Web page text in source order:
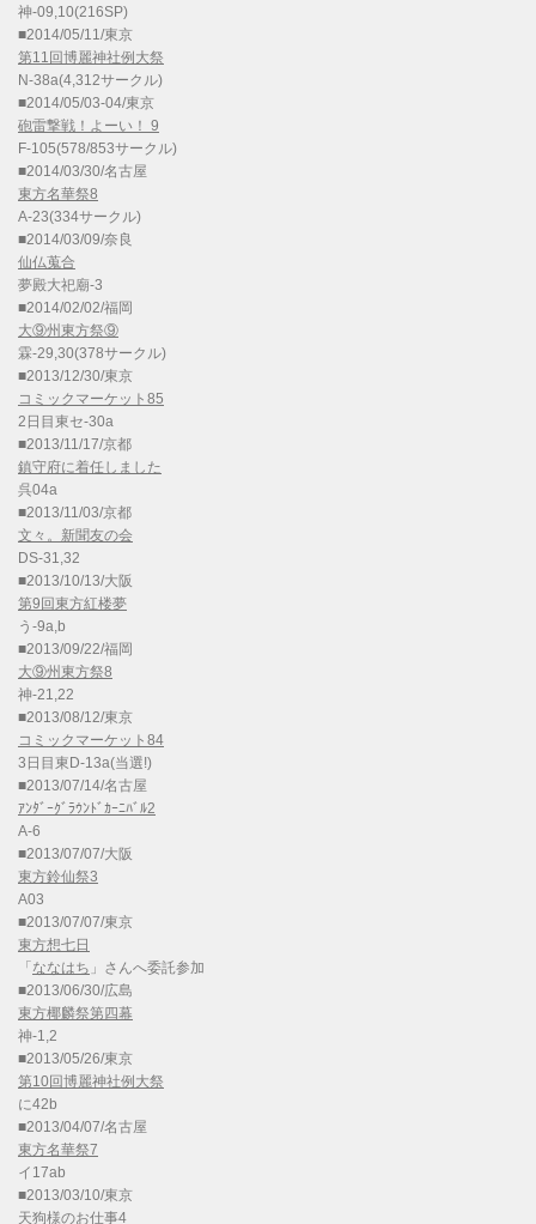
神-09,10(216SP)
■2014/05/11/東京
第11回博麗神社例大祭
N-38a(4,312サークル)
■2014/05/03-04/東京
砲雷撃戦！よーい！ 9
F-105(578/853サークル)
■2014/03/30/名古屋
東方名華祭8
A-23(334サークル)
■2014/03/09/奈良
仙仏蒐合
夢殿大祀廟-3
■2014/02/02/福岡
大⑨州東方祭⑨
霖-29,30(378サークル)
■2013/12/30/東京
コミックマーケット85
2日目東セ-30a
■2013/11/17/京都
鎮守府に着任しました
呉04a
■2013/11/03/京都
文々。新聞友の会
DS-31,32
■2013/10/13/大阪
第9回東方紅楼夢
う-9a,b
■2013/09/22/福岡
大⑨州東方祭8
神-21,22
■2013/08/12/東京
コミックマーケット84
3日目東D-13a(当選!)
■2013/07/14/名古屋
ｱﾝﾀﾞｰｸﾞﾗｳﾝﾄﾞｶｰﾆﾊﾞﾙ2
A-6
■2013/07/07/大阪
東方鈴仙祭3
A03
■2013/07/07/東京
東方想七日
「 ななはち 」さんへ委託参加
■2013/06/30/広島
東方椰麟祭第四幕
神-1,2
■2013/05/26/東京
第10回博麗神社例大祭
に42b
■2013/04/07/名古屋
東方名華祭7
イ17ab
■2013/03/10/東京
天狗様のお仕事4